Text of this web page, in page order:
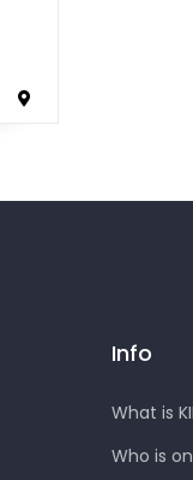
Info
What is
Who is on